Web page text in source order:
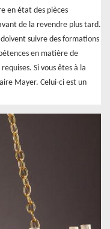
en état des pièces
de la revendre plus tard.
suivre des formations
en matière de
Si vous êtes à la
Mayer. Celui-ci est un